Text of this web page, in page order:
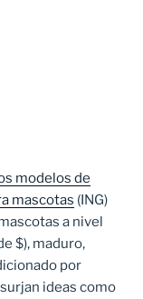
modelos de
mascotas (ING)
a nivel
$), maduro,
por
ideas como